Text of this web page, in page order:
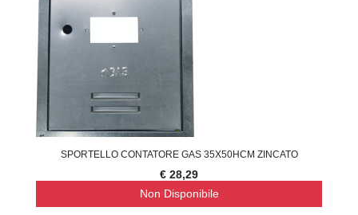
SPORTELLO CONTATORE GAS 35X50HCM ZINCATO
€ 28,29
Non Disponibile